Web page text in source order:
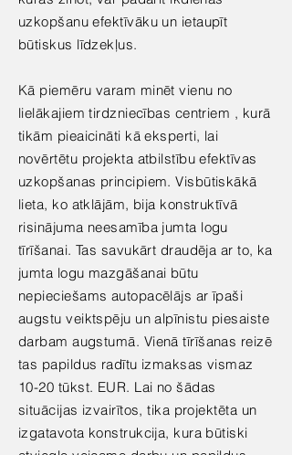
uzkopšanu efektīvāku un ietaupīt
būtiskus līdzekļus.
Kā piemēru varam minēt vienu no
lielākajiem tirdzniecības centriem , kurā
tikām pieaicināti kā eksperti, lai
novērtētu projekta atbilstību efektīvas
uzkopšanas principiem. Visbūtiskākā
lieta, ko atklājām, bija konstruktīvā
risinājuma neesamība jumta logu
tīrīšanai. Tas savukārt draudēja ar to, ka
jumta logu mazgāšanai būtu
nepieciešams autopacēlājs ar īpaši
augstu veiktspēju un alpīnistu piesaiste
darbam augstumā. Vienā tīrīšanas reizē
tas papildus radītu izmaksas vismaz
10-20 tūkst. EUR. Lai no šādas
situācijas izvairītos, tika projektēta un
izgatavota konstrukcija, kura būtiski